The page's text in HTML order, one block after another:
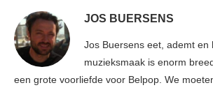
JOS BUERSENS
Jos Buersens eet, ademt en
muzieksmaak is enorm
een grote voorliefde voor Belpop. We